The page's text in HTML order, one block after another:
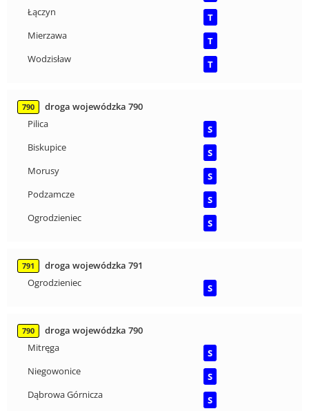
Łączyn
T
Mierzawa
T
Wodzisław
T
790
droga wojewódzka 790
Pilica
S
Biskupice
S
Morusy
S
Podzamcze
S
Ogrodzieniec
S
791
droga wojewódzka 791
Ogrodzieniec
S
790
droga wojewódzka 790
Mitręga
S
Niegowonice
S
Dąbrowa Górnicza
S